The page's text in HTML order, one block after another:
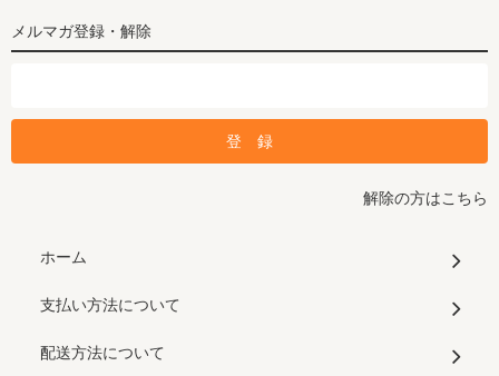
メルマガ登録・解除
解除の方はこちら
ホーム
支払い方法について
配送方法について